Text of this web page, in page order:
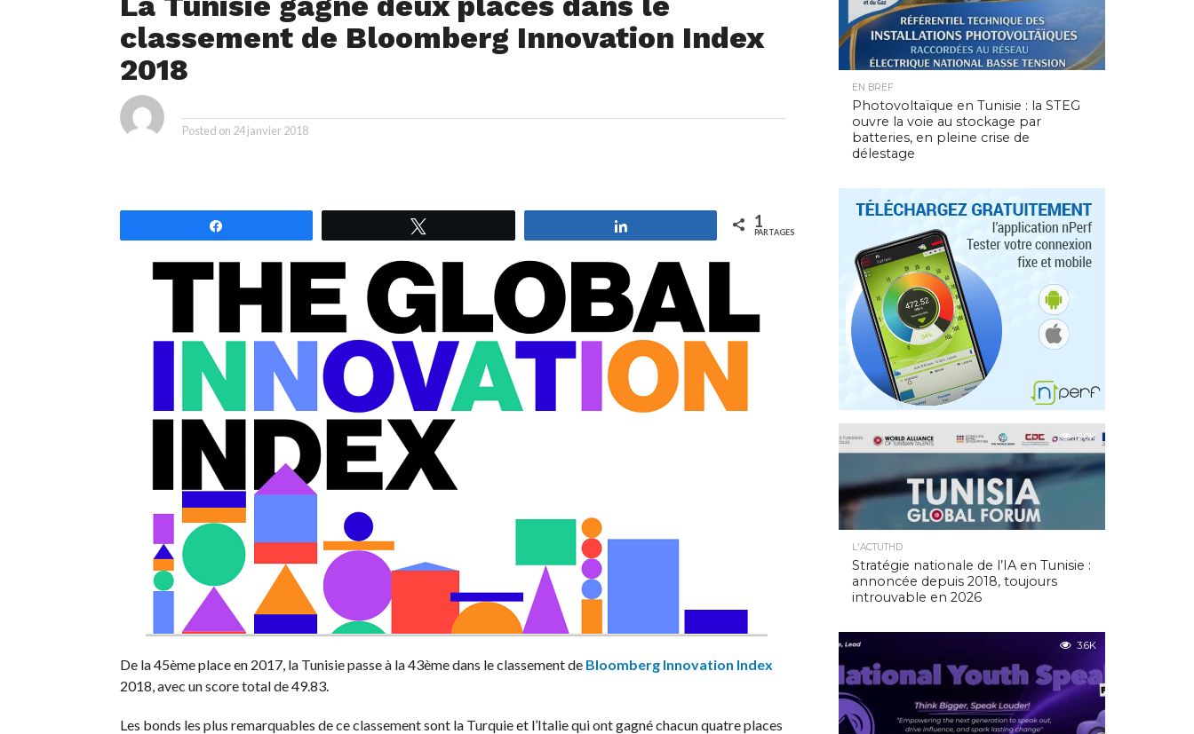
classement de Bloomberg Innovation Index
2018
Posted on 24 janvier 2018
1
PARTAGES
De la 45ème place en 2017, la Tunisie passe à la 43ème dans le classement de Bloomberg Innovation Index
2018, avec un score total de 49.83.
Les bonds les plus remarquables de ce classement sont la Turquie et l’Italie qui ont gagné chacun quatre places
EN BREF
Photovoltaïque en Tunisie : la STEG
ouvre la voie au stockage par
batteries, en pleine crise de
délestage
5.0K
L'ACTUTHD
Stratégie nationale de l’IA en Tunisie :
annoncée depuis 2018, toujours
introuvable en 2026
3.6K